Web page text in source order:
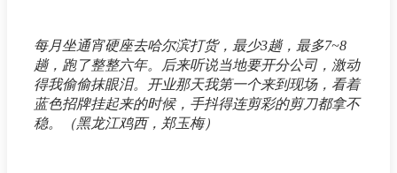
每月坐通宵硬座去哈尔滨打货，最少3趟，最多7~8
趟，跑了整整六年。后来听说当地要开分公司，激动
得我偷偷抹眼泪。开业那天我第一个来到现场，看着
蓝色招牌挂起来的时候，手抖得连剪彩的剪刀都拿不
稳。（黑龙江鸡西，郑玉梅）